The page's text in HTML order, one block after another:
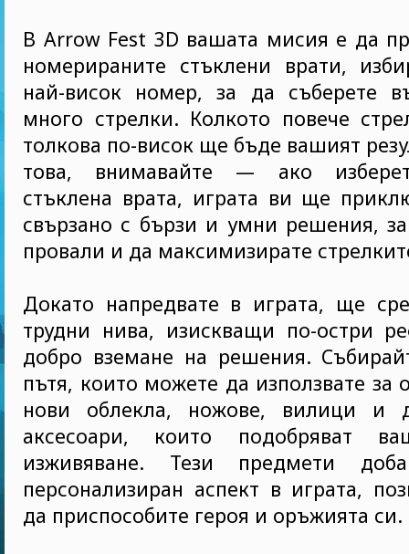
В Arrow Fest 3D вашата мисия е да
номерираните стъклени врати,
най-висок номер, за да съберете
много стрелки. Колкото повече
толкова по-висок ще бъде вашият
това, внимавайте — ако
стъклена врата, играта ви ще
свързано с бързи и умни решения,
провали и да максимизирате
Докато напредвате в играта, ще
трудни нива, изискващи по-остри
добро вземане на решения.
пътя, които можете да използвате за
нови облекла, ножове, вилици и
аксесоари, които подобряват
изживяване. Тези предмети
персонализиран аспект в играта,
да приспособите героя и оръжията си.